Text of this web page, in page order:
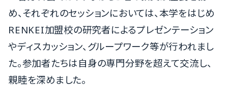
め、それぞれのセッションにおいては、本学をはじめ
RENKEI加盟校の研究者によるプレゼンテーション
やディスカッション、グループワーク等が行われまし
た。参加者たちは自身の専門分野を超えて交流し、
親睦を深めました。